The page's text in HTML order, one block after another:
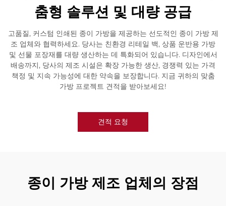
춤형 솔루션 및 대량 공급
고품질, 커스텀 인쇄된 종이 가방을 제공하는 선도적인 종이 가방 제
조 업체와 협력하세요. 당사는 친환경 리테일 백, 상품 운반용 가방
및 선물 포장재를 대량 생산하는 데 특화되어 있습니다. 디자인에서
배송까지, 당사의 제조 시설은 확장 가능한 생산, 경쟁력 있는 가격
책정 및 지속 가능성에 대한 약속을 보장합니다. 지금 귀하의 맞춤
가방 프로젝트 견적을 받아보세요!
견적 요청
종이 가방 제조 업체의 장점